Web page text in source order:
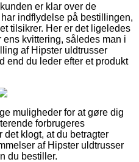
er klar over de
indflydelse på bestillingen,
tilsikrer. Her er det ligeledes
kvittering, således man i
af Hipster uldtrusser
end du leder efter et produkt
muligheder for at gøre dig
forbrugeres
det klogt, at du betragter
af Hipster uldtrusser
du bestiller.